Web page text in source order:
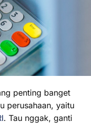
penting banget
perusahaan, yaitu
. Tau nggak, ganti